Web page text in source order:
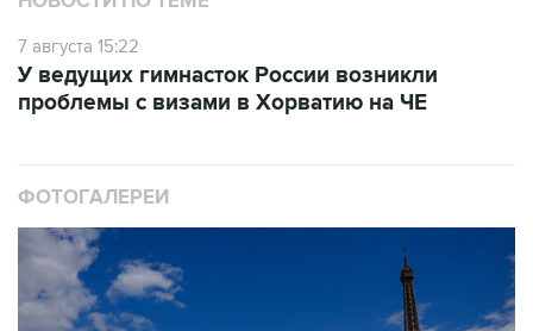
7 августа 15:22
У ведущих гимнасток России возникли
проблемы с визами в Хорватию на ЧЕ
ФОТОГАЛЕРЕИ